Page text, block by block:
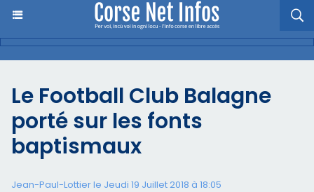
Le Football Club Balagne
porté sur les fonts
baptismaux
Jean-Paul-Lottier le Jeudi 19 Juillet 2018 à 18:05